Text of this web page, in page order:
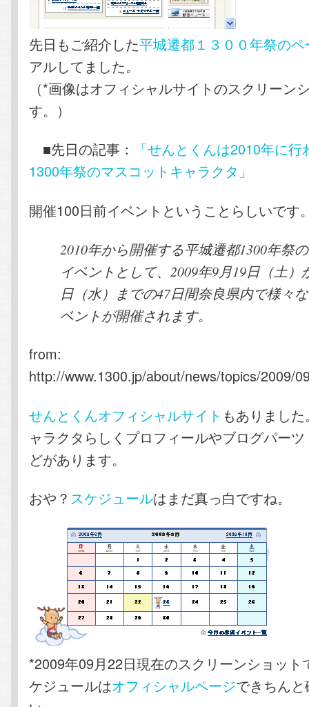
先日もご紹介した平城遷都１３００年祭のペ
アルしてました。
（*画像はオフィシャルサイトのスクリーン
す。）
■先日の記事：
「せんとくんは2010年に
1300年祭のマスコットキャラクタ」
開催100日前イベントということらしいです
2010年から開催する平城遷都1300年祭
イベントとして、2009年9月19日（土）
日（水）までの47日間奈良県内で様々
ベントが開催されます。
from:
http://www.1300.jp/about/news/topics/2009/
せんとくんオフィシャルサイト もありまし
ャラクタらしくプロフィールやブログパー
どがあります。
おや？ スケジュールはまだ真っ白ですね。
*2009年09月22日現在のスクリーンショット
ケジュールはオフィシャルページできちん